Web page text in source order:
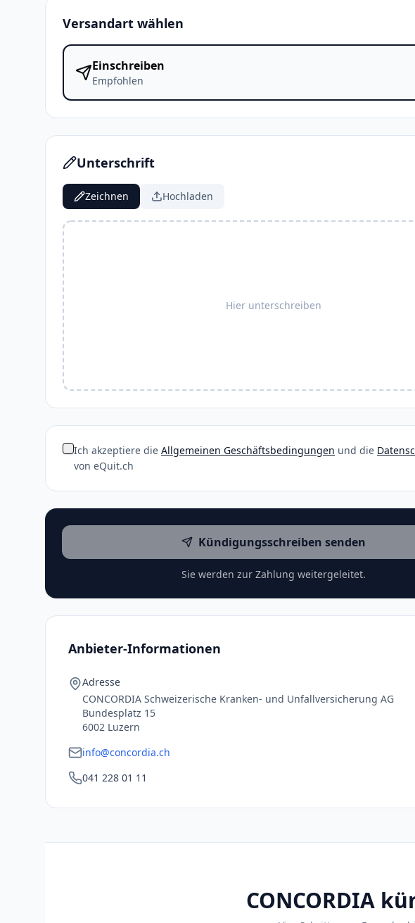
Versandart wählen
Einschreiben
Empfohlen
Unterschrift
Zeichnen Hochladen
Hier unterschreiben
Ich akzeptiere die Allgemeinen Geschäftsbedingungen und die
von eQuit.ch
Kündigungsschreiben senden
Sie werden zur Zahlung weitergeleitet.
Anbieter-Informationen
Adresse
CONCORDIA Schweizerische Kranken- und Unfallversicherung AG
Bundesplatz 15
6002 Luzern
info@concordia.ch
041 228 01 11
CONCORDIA